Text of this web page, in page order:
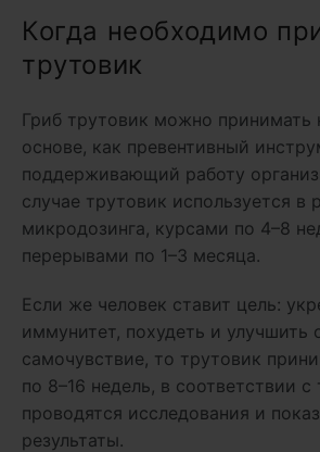
Когда необходимо
трутовик
Гриб трутовик можно принимать
основе, как превентивный
поддерживающий работу
случае трутовик используется в
микродозинга, курсами по 4–8
перерывами по 1–3 месяца.
Если же человек ставит цель:
иммунитет, похудеть и улучшить
самочувствие, то трутовик
по 8–16 недель, в соответствии с
проводятся исследования и
результаты.